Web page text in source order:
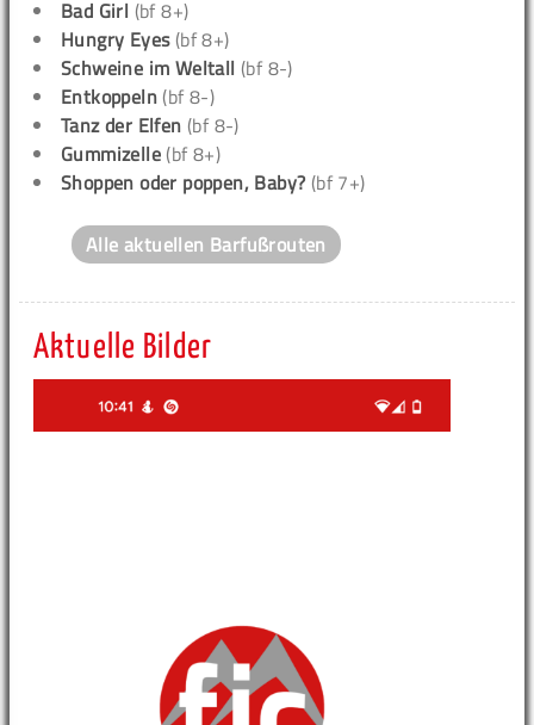
Bad Girl (bf 8+)
Hungry Eyes(bf 8+)
Schweine im Weltall (bf 8-)
Entkoppeln (bf 8-)
Tanz der Elfen (bf 8-)
Gummizelle (bf 8+)
Shoppen oder poppen, Baby? (bf 7+)
Alle aktuellen Barfußrouten
Aktuelle Bilder